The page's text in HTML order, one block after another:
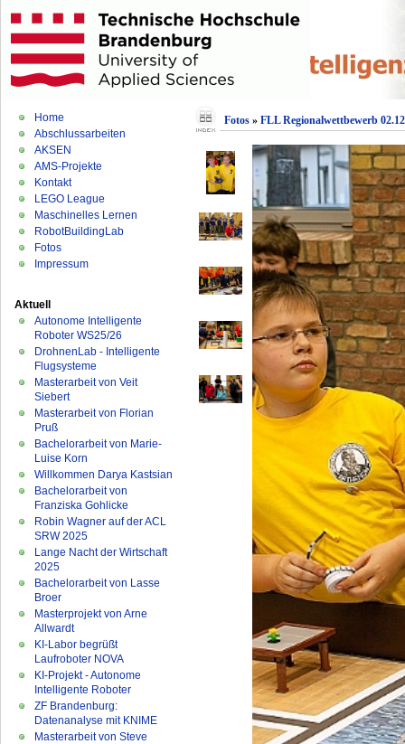
Home
Abschlussarbeiten
AKSEN
AMS-Projekte
Kontakt
LEGO League
Maschinelles Lernen
RobotBuildingLab
Fotos
Impressum
Aktuell
Autonome Intelligente
Roboter WS25/26
DrohnenLab - Intelligente
Flugsysteme
Masterarbeit von Veit
Siebert
Masterarbeit von Florian
Pruß
Bachelorarbeit von Marie-
Luise Korn
Willkommen Darya Kastsian
Bachelorarbeit von
Franziska Gohlicke
Robin Wagner auf der ACL
SRW 2025
Lange Nacht der Wirtschaft
2025
Bachelorarbeit von Lasse
Broer
Masterprojekt von Arne
Allwardt
KI-Labor begrüßt
Laufroboter NOVA
KI-Projekt - Autonome
Intelligente Roboter
ZF Brandenburg:
Datenanalyse mit KNIME
Masterarbeit von Steve
Fotos» FLL Regionalwettbewerb